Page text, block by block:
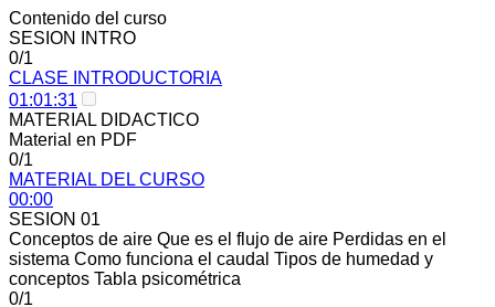
Contenido del curso
SESION INTRO
0/1
CLASE INTRODUCTORIA
01:01:31
MATERIAL DIDACTICO
Material en PDF
0/1
MATERIAL DEL CURSO
00:00
SESION 01
Conceptos de aire Que es el flujo de aire Perdidas en el
sistema Como funciona el caudal Tipos de humedad y
conceptos Tabla psicométrica
0/1